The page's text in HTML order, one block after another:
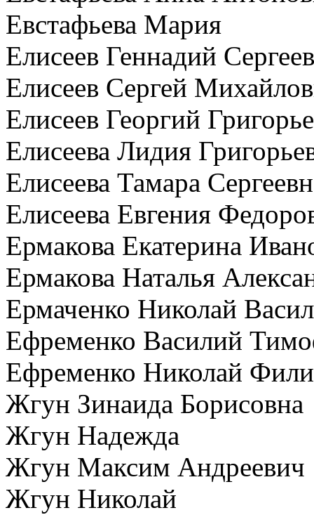
Евстафьева Мария
Елисеев Геннадий
Елисеев Сергей
Елисеев Георгий
Елисеева Лидия
Елисеева Тамара
Елисеева Евгения
Ермакова Екатерина
Ермакова Наталья
Ермаченко Николай
Ефременко Василий
Ефременко Николай
Жгун Зинаида Борисовна
Жгун Надежда
Жгун Максим Андреевич
Жгун Николай